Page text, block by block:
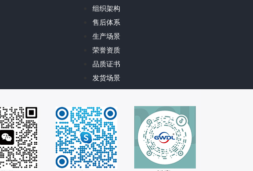
组织架构
售后体系
生产场景
荣誉资质
品质证书
发货场景